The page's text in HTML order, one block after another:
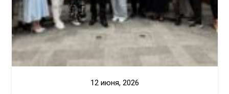
12 июня, 2026